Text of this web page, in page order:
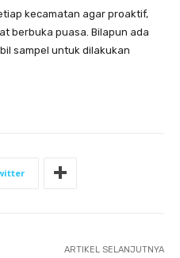
kecamatan agar proaktif,
berbuka puasa. Bilapun ada
sampel untuk dilakukan
ARTIKEL SELANJUTNYA